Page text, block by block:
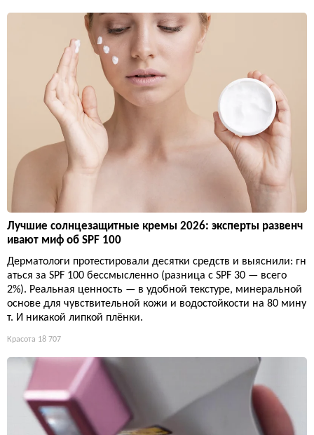
Лучшие солнцезащитные кремы 2026: эксперты развенч
ивают миф об SPF 100
Дерматологи протестировали десятки средств и выяснили: гн
аться за SPF 100 бессмысленно (разница с SPF 30 — всего
2%). Реальная ценность — в удобной текстуре, минеральной
основе для чувствительной кожи и водостойкости на 80 мину
т. И никакой липкой плёнки.
Красота 18 707